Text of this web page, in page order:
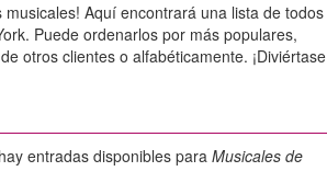
musicales! Aquí encontrará una lista de todos
Puede ordenarlos por más populares,
otros clientes o alfabéticamente. ¡Diviértase
entradas disponibles paraMusicales de